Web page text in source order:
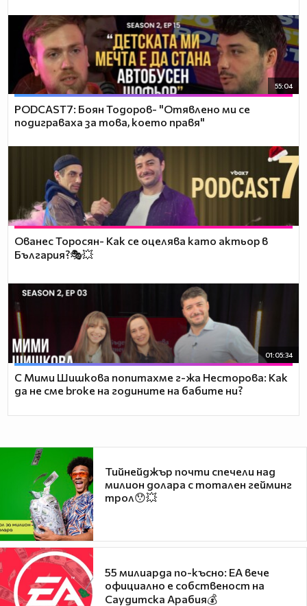
55:04
PODCAST7: ‪Боян Тодоров- "Отявлено ми се
подиграваха за това, което правя"
Ованес Торосян- Как се оцелява като актьор в
България?🎭💥
01:05:34
С Мими Шишкова попитахме г-жа Несторова: Как
да не сме broke на годините на бабите ни?
Тийнейджър почти спечели над
милион долара с тотален гейминг
трол😯💥
55 милиарда по-късно: EA вече
официално е собственост на
Саудитска Арабия💰